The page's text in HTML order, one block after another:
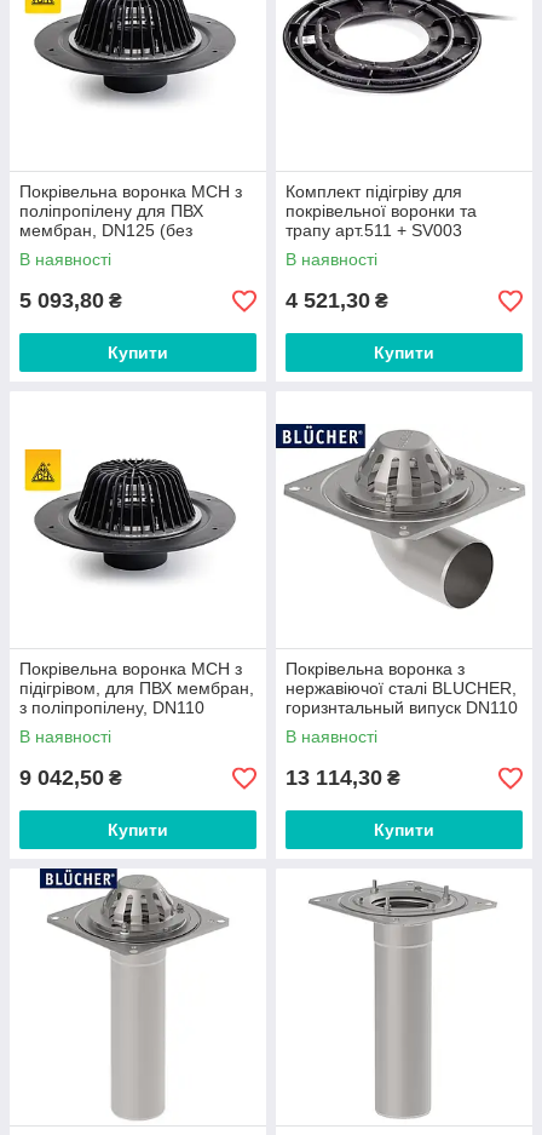
Покрівельна воронка MCH з
поліпропілену для ПВХ
мембран, DN125 (без
підігріву) арт.SVG003
В наявності
5 093,80 ₴
Купити
Комплект підігріву для
покрівельної воронки та
трапу арт.511 + SV003
В наявності
4 521,30 ₴
Купити
Покрівельна воронка MCH з
підігрівом, для ПВХ мембран,
з поліпропілену, DN110
арт.SVG005
В наявності
9 042,50 ₴
Купити
Покрівельна воронка з
нержавіючої сталі BLUCHER,
горизнтальный випуск DN110
арт.402.100.110
В наявності
13 114,30 ₴
Купити